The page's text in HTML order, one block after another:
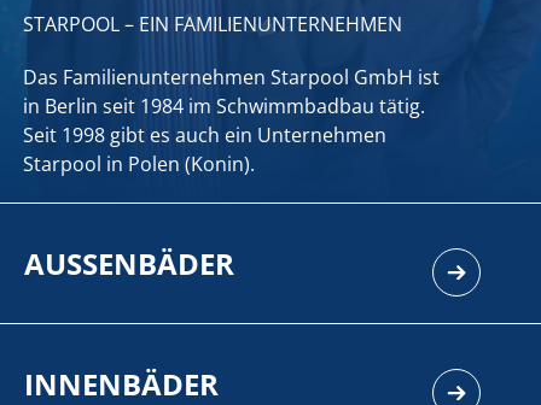
STARPOOL – EIN FAMILIENUNTERNEHMEN
Das Familienunternehmen Starpool GmbH ist
in Berlin seit 1984 im Schwimmbadbau tätig.
Seit 1998 gibt es auch ein Unternehmen
Starpool in Polen (Konin).
AUSSENBÄDER
INNENBÄDER